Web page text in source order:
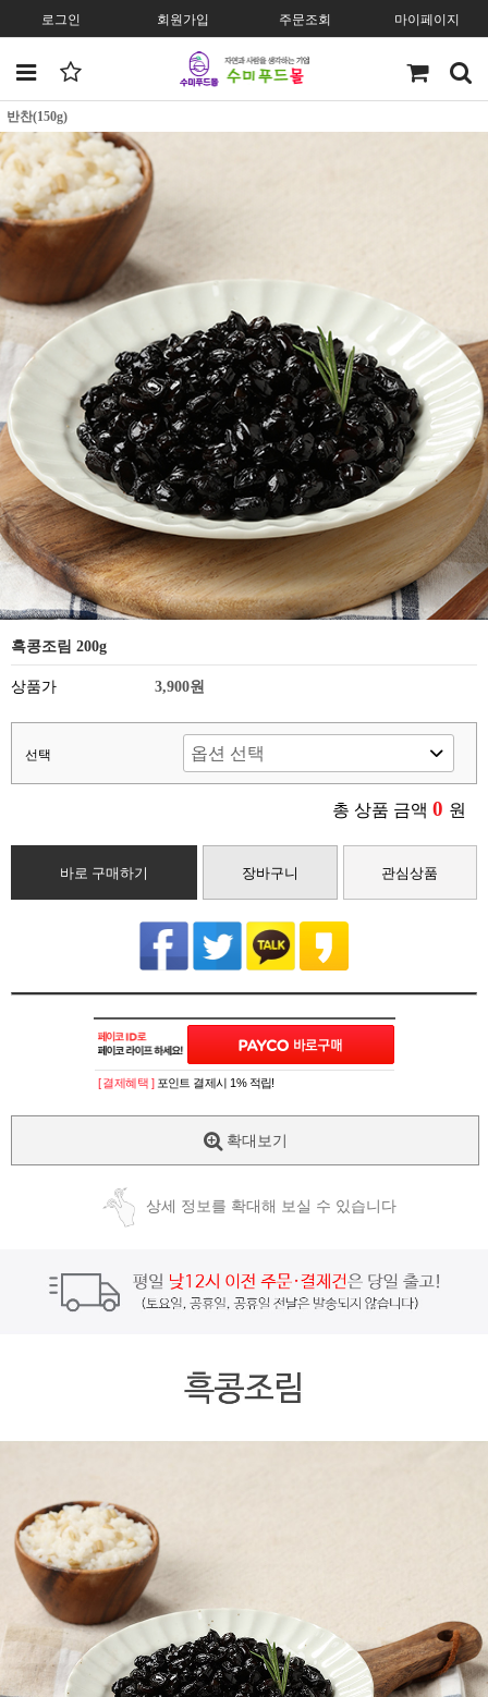
로그인 회원가입 주문조회 마이페이지
반찬(150g)
흑콩조림 200g
상품가 3,900원
선택
총 상품 금액 0 원
바로 구매하기 장바구니 관심상품
페이코 ID로
[ 결제혜택 ] 포인트 결제시 1% 적립!
확대보기
상세 정보를 확대해 보실 수 있습니다